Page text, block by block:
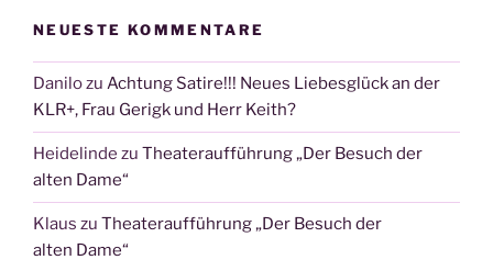
NEUESTE KOMMENTARE
Danilozu Achtung Satire!!! Neues Liebesglück an der
KLR+, Frau Gerigk und Herr Keith?
Heidelinde zu Theateraufführung „Der Besuch der
alten Dame“
Klaus zu Theateraufführung „Der Besuch der
alten Dame“